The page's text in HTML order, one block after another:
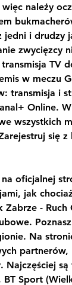
więc należy
i drudzy
zwycięzcy
TV
w meczu
transmisja i
Online.
wszystkich
się
oficjalnej
jak
Zabrze -
Na
Najczęściej są
Sport